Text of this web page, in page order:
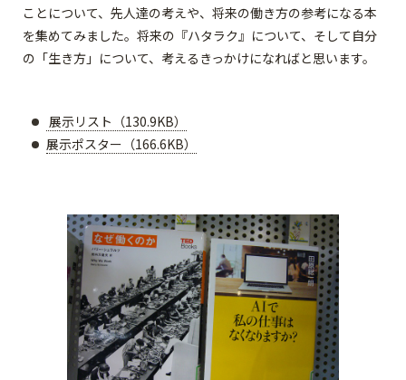
ことについて、先人達の考えや、将来の働き方の参考になる本
を集めてみました。将来の『ハタラク』について、そして自分
の「生き方」について、考えるきっかけになればと思います。
展示リスト（130.9KB）
展示ポスター（166.6KB）